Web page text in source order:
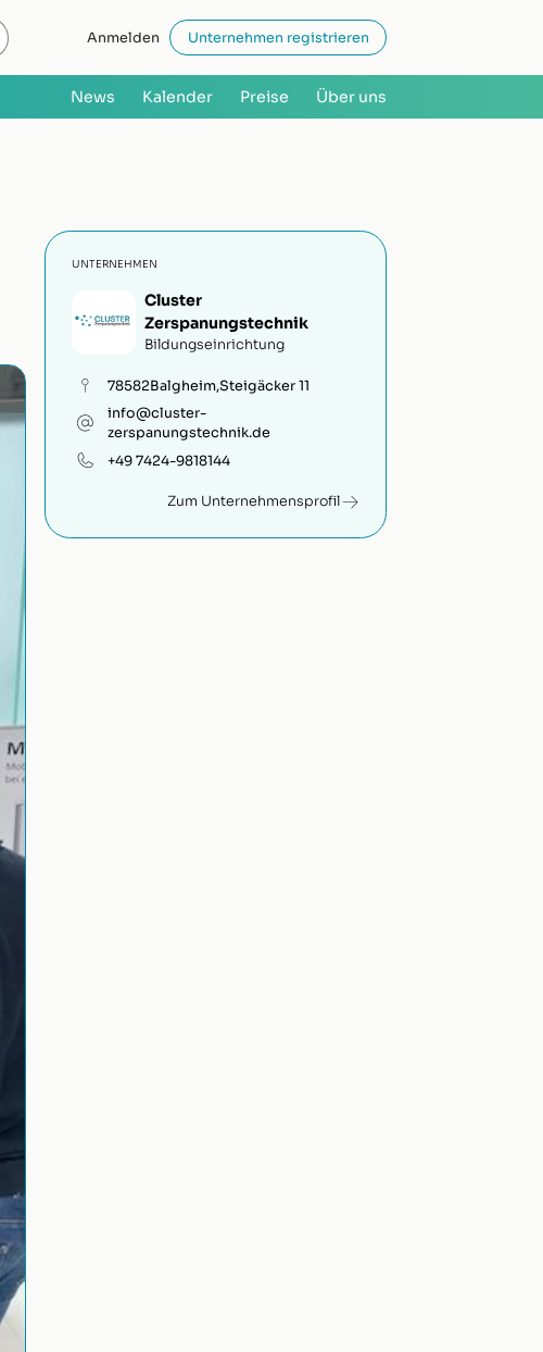
Anmelden Unternehmen registrieren
News Kalender Preise Über uns
UNTERNEHMEN
Cluster
Zerspanungstechnik
Bildungseinrichtung
78582Balgheim,Steigäcker 11
info@cluster-
zerspanungstechnik.de
+49 7424-9818144
Zum Unternehmensprofil